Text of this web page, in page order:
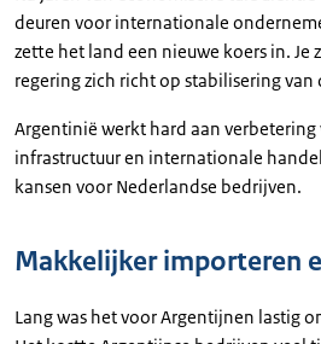
deuren voor internationale
zette het land een nieuwe koers in. Je
regering zich richt op stabilisering van
Argentinië werkt hard aan verbetering
infrastructuur en internationale
kansen voor Nederlandse bedrijven.
Makkelijker importeren
Lang was het voor Argentijnen lastig